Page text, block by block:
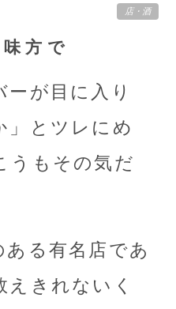
店・ 酒
方で
が目に入り
」とツレにめ
うもその気だ
る有名店であ
きれないく